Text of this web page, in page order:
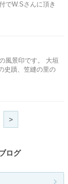
でW.Sさんに頂き
風景印です。 大垣
史蹟、笠縫の里の
>
ログ